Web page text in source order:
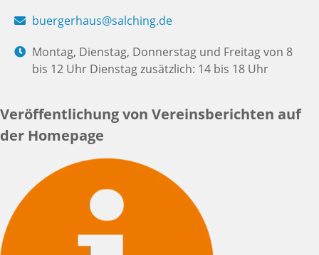
buergerhaus@salching.de
Montag, Dienstag, Donnerstag und Freitag von 8
bis 12 Uhr Dienstag zusätzlich: 14 bis 18 Uhr
Veröffentlichung von Vereinsberichten auf
der Homepage